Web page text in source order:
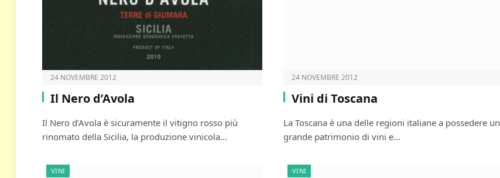
24 NOVEMBRE 2012
Il Nero d’Avola
Il Nero d’Avola è sicuramente il vitigno rosso più
rinomato della Sicilia, la produzione vinicola…
24 NOVEMBRE 2012
Vini di Toscana
La Toscana è una delle regioni italiane a possedere un
grande patrimonio di vini e…
VINI VINI